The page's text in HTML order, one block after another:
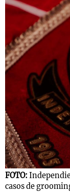
FOTO:
casos de